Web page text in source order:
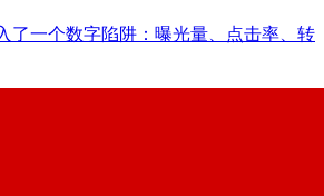
了一个数字陷阱：曝光量、点击率、转